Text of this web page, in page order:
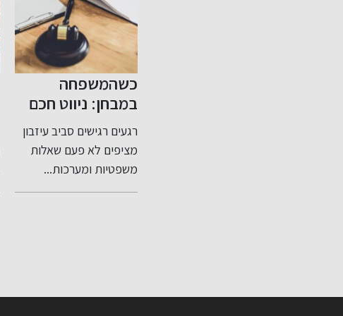
שיפור האשראי
שלך בקלות
דירוג אשראי שלי: מה זה
ולמה הוא חשוב? דירוג
אשראי שלי...